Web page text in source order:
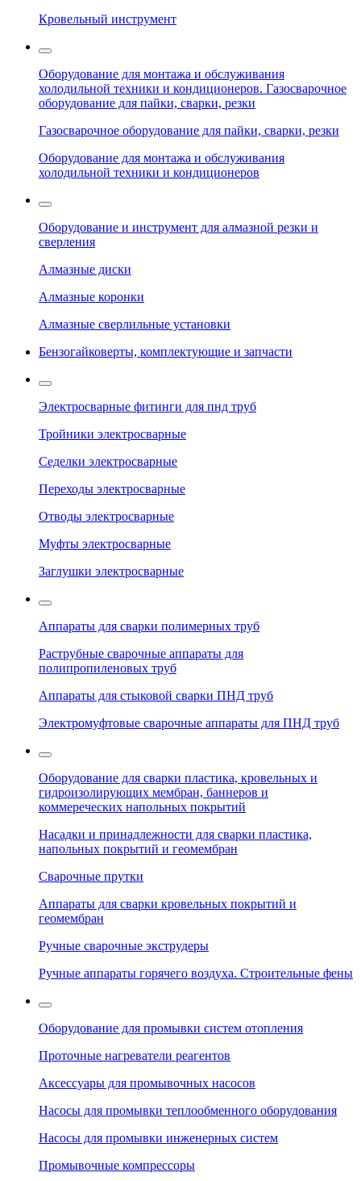
Кровельный инструмент
Оборудование для монтажа и обслуживания
холодильной техники и кондиционеров. Газосварочное
оборудование для пайки, сварки, резки
Газосварочное оборудование для пайки, сварки, резки
Оборудование для монтажа и обслуживания
холодильной техники и кондиционеров
Оборудование и инструмент для алмазной резки и
сверления
Алмазные диски
Алмазные коронки
Алмазные сверлильные установки
Бензогайковерты, комплектующие и запчасти
Электросварные фитинги для пнд труб
Тройники электросварные
Седелки электросварные
Переходы электросварные
Отводы электросварные
Муфты электросварные
Заглушки электросварные
Аппараты для сварки полимерных труб
Раструбные сварочные аппараты для
полипропиленовых труб
Аппараты для стыковой сварки ПНД труб
Электромуфтовые сварочные аппараты для ПНД труб
Оборудование для сварки пластика, кровельных и
гидроизолирующих мембран, баннеров и
коммереческих напольных покрытий
Насадки и принадлежности для сварки пластика,
напольных покрытий и геомембран
Сварочные прутки
Аппараты для сварки кровельных покрытий и
геомембран
Ручные сварочные экструдеры
Ручные аппараты горячего воздуха. Строительные фены
Оборудование для промывки систем отопления
Проточные нагреватели реагентов
Аксессуары для промывочных насосов
Насосы для промывки теплообменного оборудования
Насосы для промывки инженерных систем
Промывочные компрессоры